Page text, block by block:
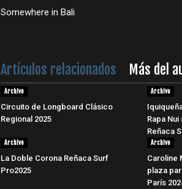
Somewhere in Bali
Artículos relacionados Más del
Archivo
Circuito de Longboard Clásico
Regional 2025
Archivo
Rapa
Reñaca
Archivo
La Doble Corona Reñaca Surf
Pro2025
Archivo
Caroline
plaza
París